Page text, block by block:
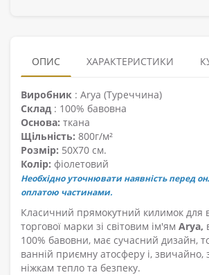
ОПИС ХАРАКТЕРИСТИКИ
Виробник : Arya (Туреччина)
Склад : 100% бавовна
Основа: ткана
Щільність: 800г/м²
Розмір: 50X70 см.
Колір: фіолетовий
Необхідно уточнювати наявність перед
оплатою частинами.
Класичний прямокутний килимок для
торгової марки зі світовим ім'ям Arya,
100% бавовни, має сучасний дизайн,
ванній приємну атосферу і, звичайно,
ніжкам тепло та безпеку.